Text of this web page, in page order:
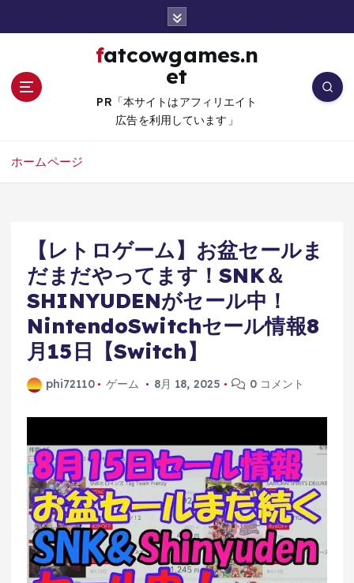
fatcowgames.n
et
PR「本サイトはアフィリエイト
広告を利用しています」
ホームページ
【レトロゲーム】お盆セールま
だまだやってます！SNK＆
SHINYUDENがセール中！
NintendoSwitchセール情報8
月15日【Switch】
phi72110 ゲーム 8月 18, 2025 0 コメント